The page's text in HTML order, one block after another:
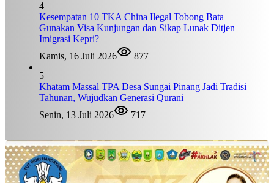
4
Kesempatan 10 TKA China Ilegal Tobong Bata
Gunakan Visa Kunjungan dan Sikap Lunak Ditjen
Imigrasi Kepri?
Kamis, 16 Juli 2026
877
5
Khatam Massal TPA Desa Sungai Pinang Jadi Tradisi
Tahunan, Wujudkan Generasi Qurani
Senin, 13 Juli 2026
717